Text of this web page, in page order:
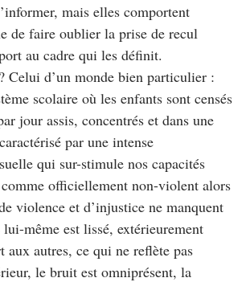
mais elles comportent
de faire oublier la prise de recul
au cadre qui les définit.
Celui d’un monde bien particulier :
scolaire où les enfants sont censés
jour assis, concentrés et dans une
par une intense
qui sur-stimule nos capacités
officiellement non-violent alors
violence et d’injustice ne manquent
même est lissé, extérieurement
aux autres, ce qui ne reflète pas
le bruit est omniprésent, la